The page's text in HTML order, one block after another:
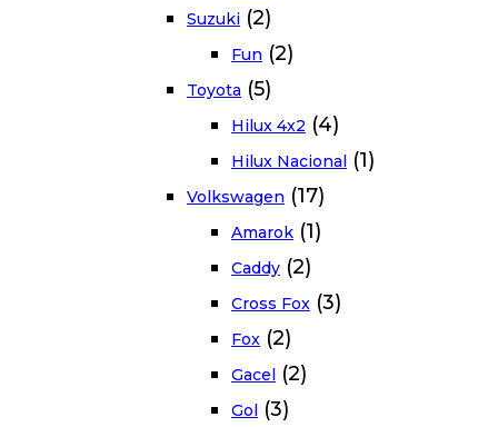
Suzuki (2)
Fun (2)
Toyota (5)
Hilux 4x2 (4)
Hilux Nacional (1)
Volkswagen (17)
Amarok (1)
Caddy (2)
Cross Fox (3)
Fox (2)
Gacel (2)
Gol (3)